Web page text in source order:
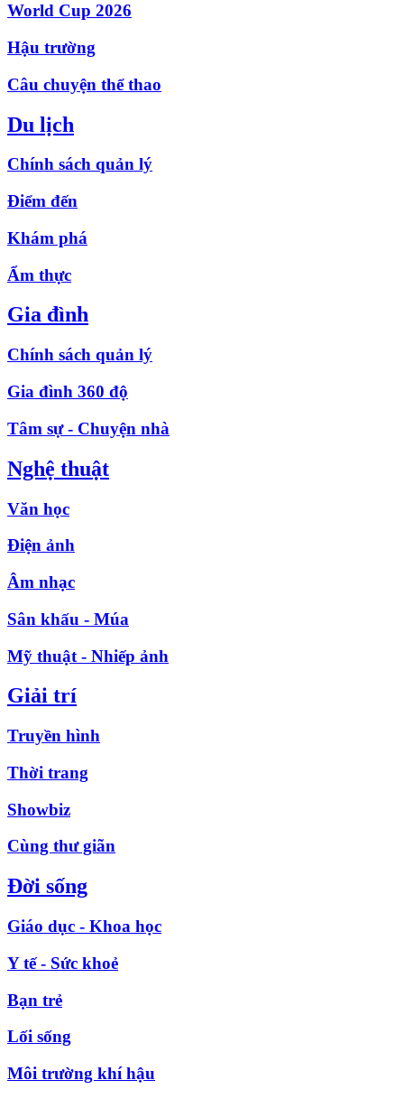
World Cup 2026
Hậu trường
Câu chuyện thể thao
Du lịch
Chính sách quản lý
Điểm đến
Khám phá
Ẩm thực
Gia đình
Chính sách quản lý
Gia đình 360 độ
Tâm sự - Chuyện nhà
Nghệ thuật
Văn học
Điện ảnh
Âm nhạc
Sân khấu - Múa
Mỹ thuật - Nhiếp ảnh
Giải trí
Truyền hình
Thời trang
Showbiz
Cùng thư giãn
Đời sống
Giáo dục - Khoa học
Y tế - Sức khoẻ
Bạn trẻ
Lối sống
Môi trường khí hậu